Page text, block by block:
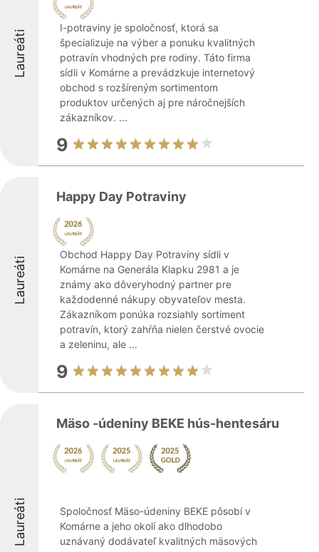
Laureáti
I-potraviny je spoločnosť, ktorá sa
špecializuje na výber a ponuku kvalitných
potravín vhodných pre rodiny. Táto firma
sídli v Komárne a prevádzkuje internetový
obchod s rozšíreným sortimentom
produktov určených aj pre náročnejších
zákazníkov. ...
9
Laureáti
Happy Day Potraviny
Obchod Happy Day Potraviny sídli v
Komárne na Generála Klapku 2981 a je
známy ako dôveryhodný partner pre
každodenné nákupy obyvateľov mesta.
Zákazníkom ponúka rozsiahly sortiment
potravín, ktorý zahŕňa nielen čerstvé ovocie
a zeleninu, ale ...
9
Laureáti
Mäso -údeniny BEKE hús-hentesáru
Spoločnosť Mäso-údeniny BEKE pôsobí v
Komárne a jeho okolí ako dlhodobo
uznávaný dodávateľ kvalitných mäsových